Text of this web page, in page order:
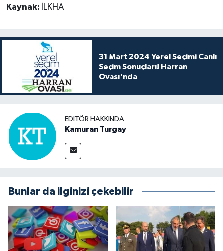
Kaynak: İLKHA
31 Mart 2024 Yerel Seçimi Canlı
Seçim Sonuçları! Harran
Ovası'nda
EDITÖR HAKKINDA
Kamuran Turgay
Bunlar da ilginizi çekebilir